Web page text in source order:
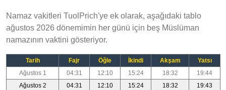
Namaz vakitleri TuolPrich'ye ek olarak, aşağıdaki tablo
ağustos 2026 dönemimin her günü için beş Müslüman
namazının vaktini gösteriyor.
Tarih Fajr Öğle İkindi Akşam
Yatsı
Ağustos 1
04:31 12:10 15:24 18:32
19:44
Ağustos 2
04:31 12:10 15:24 18:32
19:43